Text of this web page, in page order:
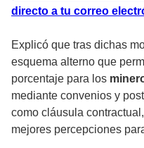
directo a tu correo
Explicó que tras dichas
esquema alterno que
porcentaje para los
mediante convenios y
como cláusula
mejores percepciones